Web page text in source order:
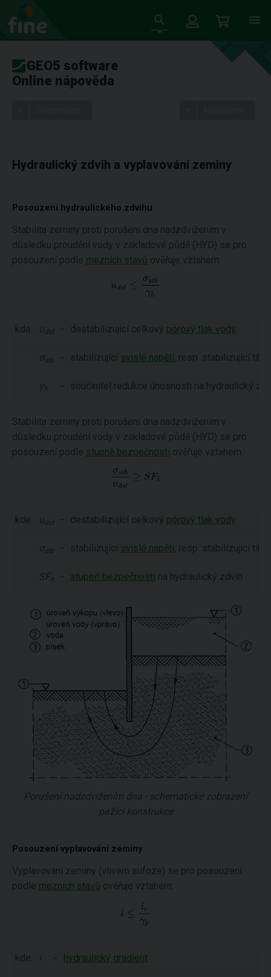
GEO5 software
Online nápověda
Hydraulický zdvih a vyplavování zeminy
Posouzení hydraulického zdvihu
Stabilita zeminy proti porušení dna nadzdvižením v
důsledku proudění vody v základové půdě (HYD) se pro
posouzení podle mezních stavů ověřuje vztahem:
kde: u dst - destabilizující celkový pórový tlak vody
σstb - stabilizující svislé napětí, resp. stabilizující tíha
γ h - součinitel redukce únosnosti na hydraulický
Stabilita zeminy proti porušení dna nadzdvižením v
důsledku proudění vody v základové půdě (HYD) se pro
posouzení podle stupně bezpečnosti ověřuje vztahem:
kde: u dst - destabilizující celkový pórový tlak vody
σstb - stabilizující svislé napětí, resp. stabilizující tíha
SFh - stupeň bezpečnosti na hydraulický zdvih
Porušení nadzdvižením dna - schematické zobrazení
pažící konstrukce
Posouzení vyplavování zeminy
Vyplavování zeminy (vlivem sufoze) se pro posouzení
podle mezních stavů ověřuje vztahem:
kde: i - hydraulický gradient